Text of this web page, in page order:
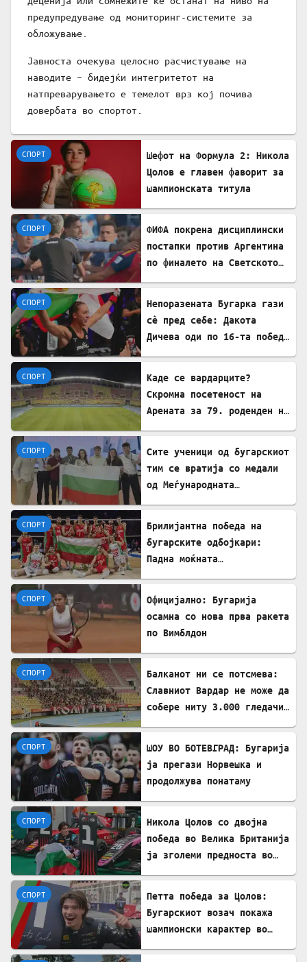
предупредување од мониторинг-системите за
обложување.
Јавноста очекува целосно расчистување на
наводите – бидејќи интегритетот на
натпреварувањето е темелот врз кој почива
довербата во спортот.
СПОРТ
Шефот на Формула 2: Никола
Цолов е главен фаворит за
шампионската титула
СПОРТ
ФИФА покрена дисциплински
постапки против Аргентина
по финалето на Светското
СПОРТ
Непоразената Бугарка гази
сè пред себе: Дакота
Дичева оди по 16-та победа
СПОРТ
Каде се вардарците?
Скромна посетеност на
Арената за 79. роденден на
СПОРТ
​Сите ученици од бугарскиот
тим се вратија со медали
од Меѓународната
СПОРТ
Брилијантна победа на
бугарските одбојкари:
Падна моќната
СПОРТ
Официјално: Бугарија
осамна со нова прва ракета
по Вимблдон
СПОРТ
Балканот ни се потсмева:
Славниот Вардар не може да
собере ниту 3.000 гледачи
СПОРТ
ШОУ ВО БОТЕВГРАД: Бугарија
ја прегази Норвешка и
продолжува понатаму
СПОРТ
Никола Цолов со двојна
победа во Велика Британија
ја зголеми предноста во
СПОРТ
Петта победа за Цолов:
Бугарскиот возач покажа
шампионски карактер во